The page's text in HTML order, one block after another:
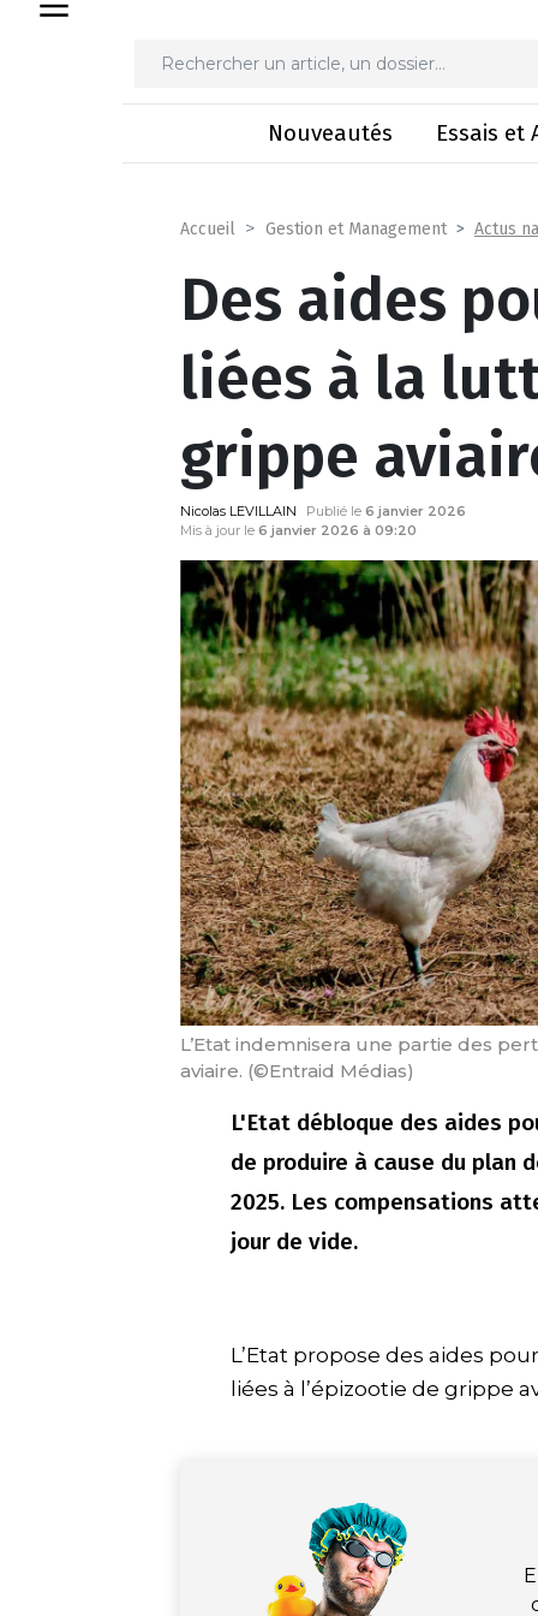
Nouveautés Essais et
Accueil Gestion et Management Actus
Des aides
liées à la
grippe
Nicolas LEVILLAIN Publié le 6 janvier 2026
Mis à jour le 6 janvier 2026 à 09:20
L’Etat indemnisera une partie des
aviaire. (©Entraid Médias)
L'Etat débloque des aides
de produire à cause du plan
2025. Les compensations
jour de vide.
L’Etat propose des aides
liées à l’épizootie de grippe